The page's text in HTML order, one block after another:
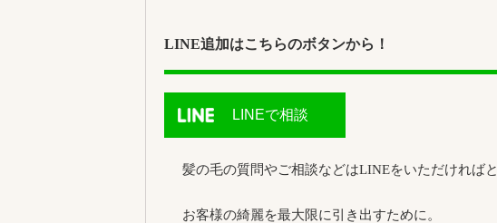
LINE追加はこちらのボタンから！
LINEで相談
髪の毛の質問やご相談などはLINEをいただければ
お客様の綺麗を最大限に引き出すために。